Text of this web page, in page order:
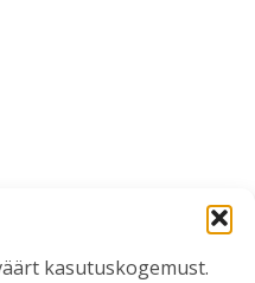
kasutuskogemust.